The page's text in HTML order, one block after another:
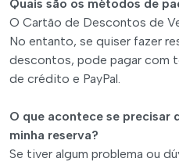
Quais são os métodos de
O Cartão de Descontos de
No entanto, se quiser fazer
descontos, pode pagar com
de crédito e PayPal.
O que acontece se precisar
minha reserva?
Se tiver algum problema ou